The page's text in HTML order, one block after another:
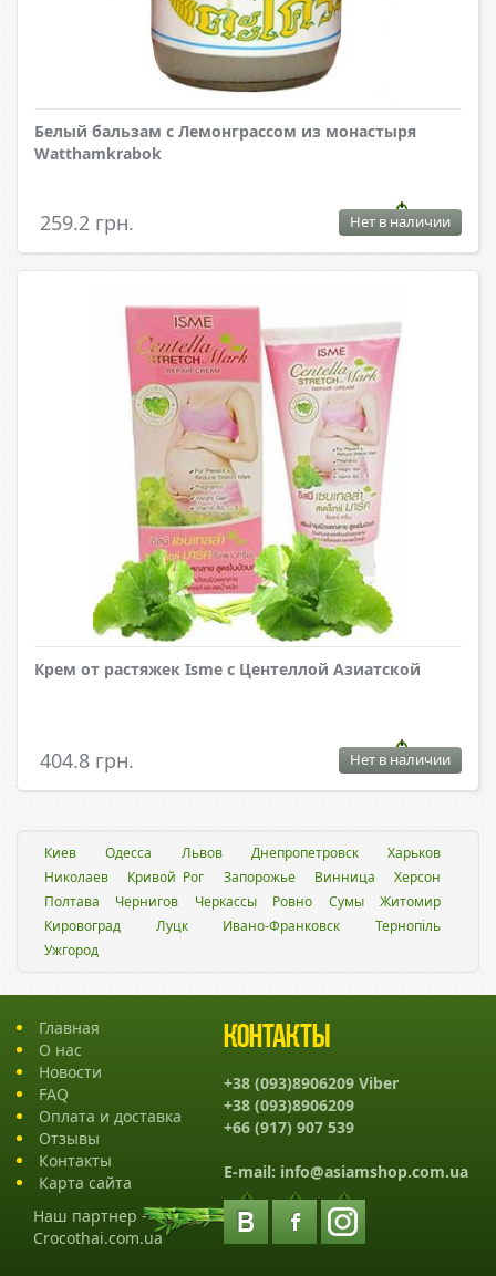
Белый бальзам с Лемонграссом из монастыря
Watthamkrabok
259.2 грн. Нет в наличии
Крем от растяжек Isme с Центеллой Азиатской
404.8 грн. Нет в наличии
Киев Одесса Львов Днепропетровск
Харьков
Николаев
Кривой Рог Запорожье Винница
Херсон
Полтава
Чернигов Черкассы Ровно Сумы
Житомир
Кировоград
Луцк Ивано-Франковск
Тернопіль
Ужгород
Главная
О нас
Новости
FAQ
Оплата и доставка
Отзывы
Контакты
Карта сайта
Наш партнер -
Crocothai.com.ua
Контакты
+38 (093)8906209 Viber
+38 (093)8906209
+66 (917) 907 539
E-mail: info@asiamshop.com.ua